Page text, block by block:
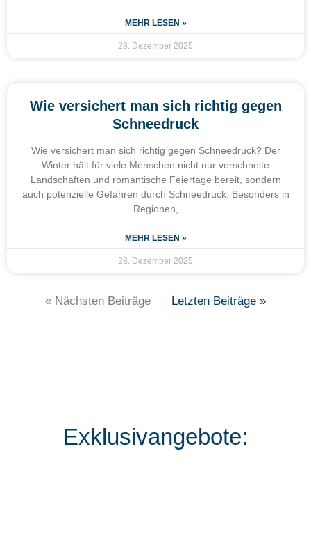
MEHR LESEN »
28. Dezember 2025
Wie versichert man sich richtig gegen
Schneedruck
Wie versichert man sich richtig gegen Schneedruck? Der
Winter hält für viele Menschen nicht nur verschneite
Landschaften und romantische Feiertage bereit, sondern
auch potenzielle Gefahren durch Schneedruck. Besonders in
Regionen,
MEHR LESEN »
28. Dezember 2025
« Nächsten Beiträge Letzten Beiträge »
Exklusivangebote: